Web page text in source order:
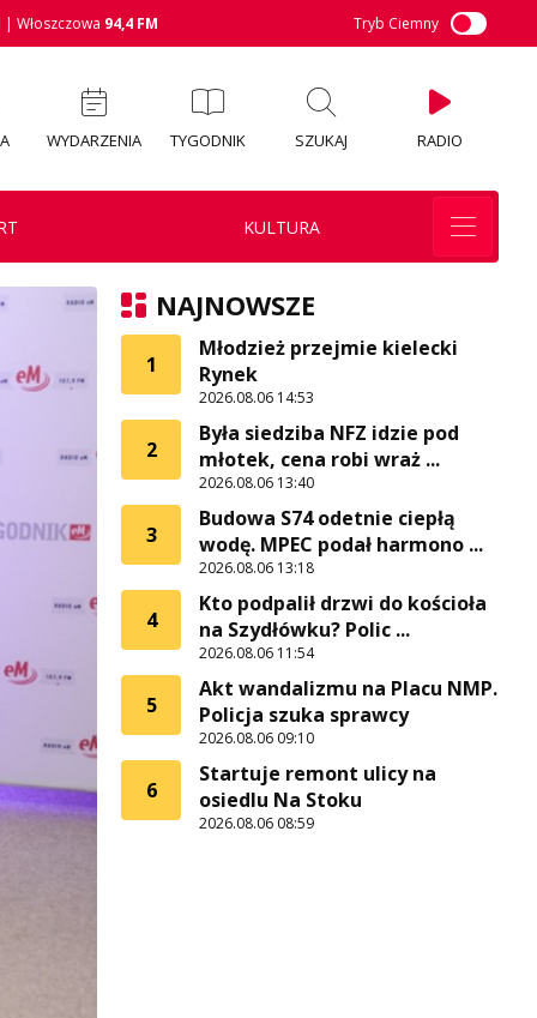
| Włoszczowa 94,4 FM Tryb Ciemny
WYDARZENIA TYGODNIK SZUKAJ RADIO
KULTURA
NAJNOWSZE
1
Młodzież przejmie kielecki
Rynek
2026.08.06 14:53
2
Była siedziba NFZ idzie pod
młotek, cena robi wraż ...
2026.08.06 13:40
3
Budowa S74 odetnie ciepłą
wodę. MPEC podał harmono ...
2026.08.06 13:18
4
Kto podpalił drzwi do kościoła
na Szydłówku? Polic ...
2026.08.06 11:54
5
Akt wandalizmu na Placu NMP.
Policja szuka sprawcy
2026.08.06 09:10
6
Startuje remont ulicy na
osiedlu Na Stoku
2026.08.06 08:59